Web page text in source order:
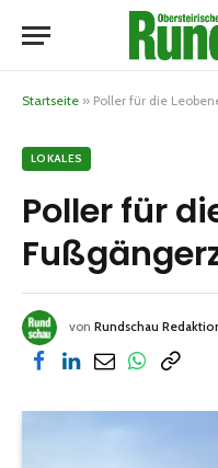
Startseite » Poller für die
LOKALES
Poller für
von Rundschau